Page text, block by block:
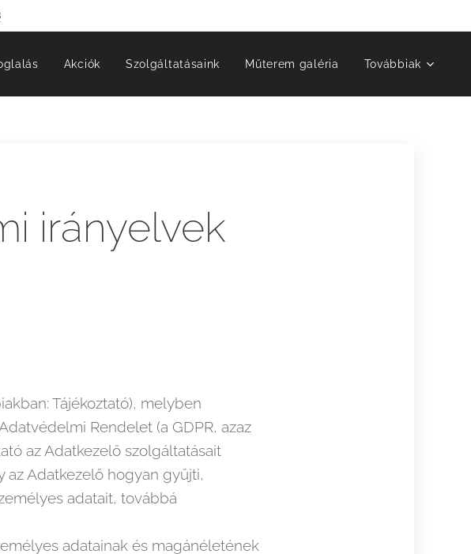
Akciók Szolgáltatásaink Műterem galéria Továbbiak
irányelvek
Tájékoztató), melyben
Rendelet (a GDPR, azaz
az Adatkezelő szolgáltatásait
az Adatkezelő hogyan gyűjti,
adatait, továbbá
adatainak és magánéletének